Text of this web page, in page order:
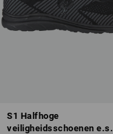
S1 Halfhoge
veiligheidsschoenen e.s.